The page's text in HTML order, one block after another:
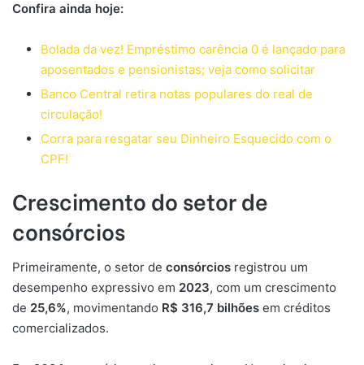
Confira ainda hoje:
Bolada da vez! Empréstimo carência 0 é lançado para
aposentados e pensionistas; veja como solicitar
Banco Central retira notas populares do real de
circulação!
Corra para resgatar seu Dinheiro Esquecido com o
CPF!
Crescimento do setor de
consórcios
Primeiramente, o setor de consórcios registrou um
desempenho expressivo em 2023, com um crescimento
de 25,6%, movimentando R$ 316,7 bilhões em créditos
comercializados.